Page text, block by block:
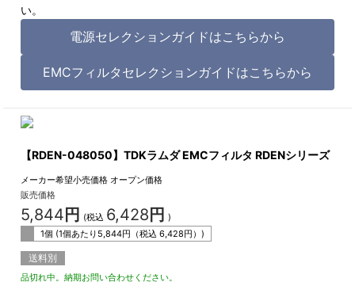
い。
電源セレクションガイドはこちらから
EMCフィルタセレクションガイドはこちらから
【RDEN-048050】TDKラムダ EMCフィルタ RDENシリーズ
メーカー希望小売価格 オープン価格
販売価格
5,844 円 (税込 6,428 円 )
1個 (1個あたり 5,844円（税込6,428円）)
送料別
品切れ中。納期お問い合わせください。